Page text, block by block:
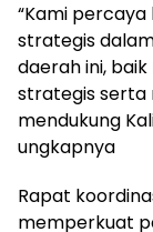
“Kami
strategis
daerah ini,
strategis serta
mendukung
ungkapnya
Rapat
memperkuat